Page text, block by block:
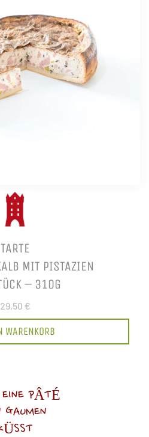
TARTE
MIT PISTAZIEN
– 310G
29,50 €
WARENKORB
EINE PÂTÉ
GAUMEN